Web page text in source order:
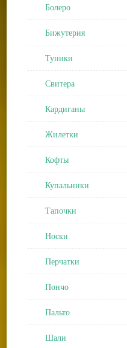
Болеро
Бижутерия
Туники
Свитера
Кардиганы
Жилетки
Кофты
Купальники
Тапочки
Носки
Перчатки
Пончо
Пальто
Шали